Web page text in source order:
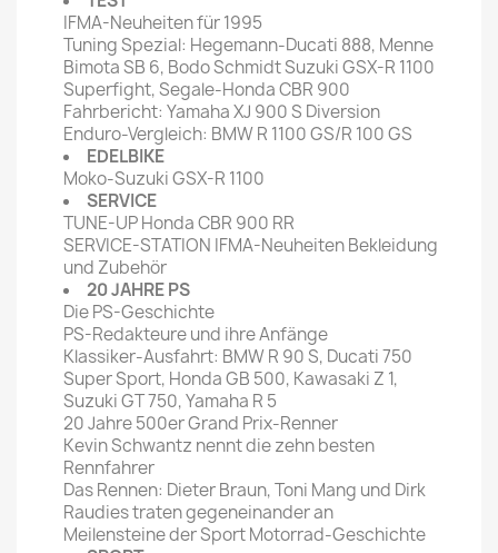
IFMA-Neuheiten für 1995
Tuning Spezial: Hegemann-Ducati 888, Menne
Bimota SB 6, Bodo Schmidt Suzuki GSX-R 1100
Superfight, Segale-Honda CBR 900
Fahrbericht: Yamaha XJ 900 S Diversion
Enduro-Vergleich: BMW R 1100 GS/R 100 GS
EDELBIKE
Moko-Suzuki GSX-R 1100
SERVICE
TUNE-UP Honda CBR 900 RR
SERVICE-STATION IFMA-Neuheiten Bekleidung
und Zubehör
20 JAHRE PS
Die PS-Geschichte
PS-Redakteure und ihre Anfänge
Klassiker-Ausfahrt: BMW R 90 S, Ducati 750
Super Sport, Honda GB 500, Kawasaki Z 1,
Suzuki GT 750, Yamaha R 5
20 Jahre 500er Grand Prix-Renner
Kevin Schwantz nennt die zehn besten
Rennfahrer
Das Rennen: Dieter Braun, Toni Mang und Dirk
Raudies traten gegeneinander an
Meilensteine der Sport Motorrad-Geschichte